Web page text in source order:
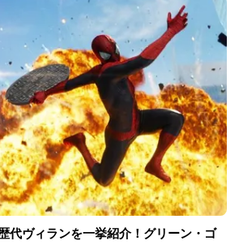
代ヴィランを一挙紹介！グリーン・ゴ